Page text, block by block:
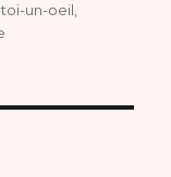
un-oeil,